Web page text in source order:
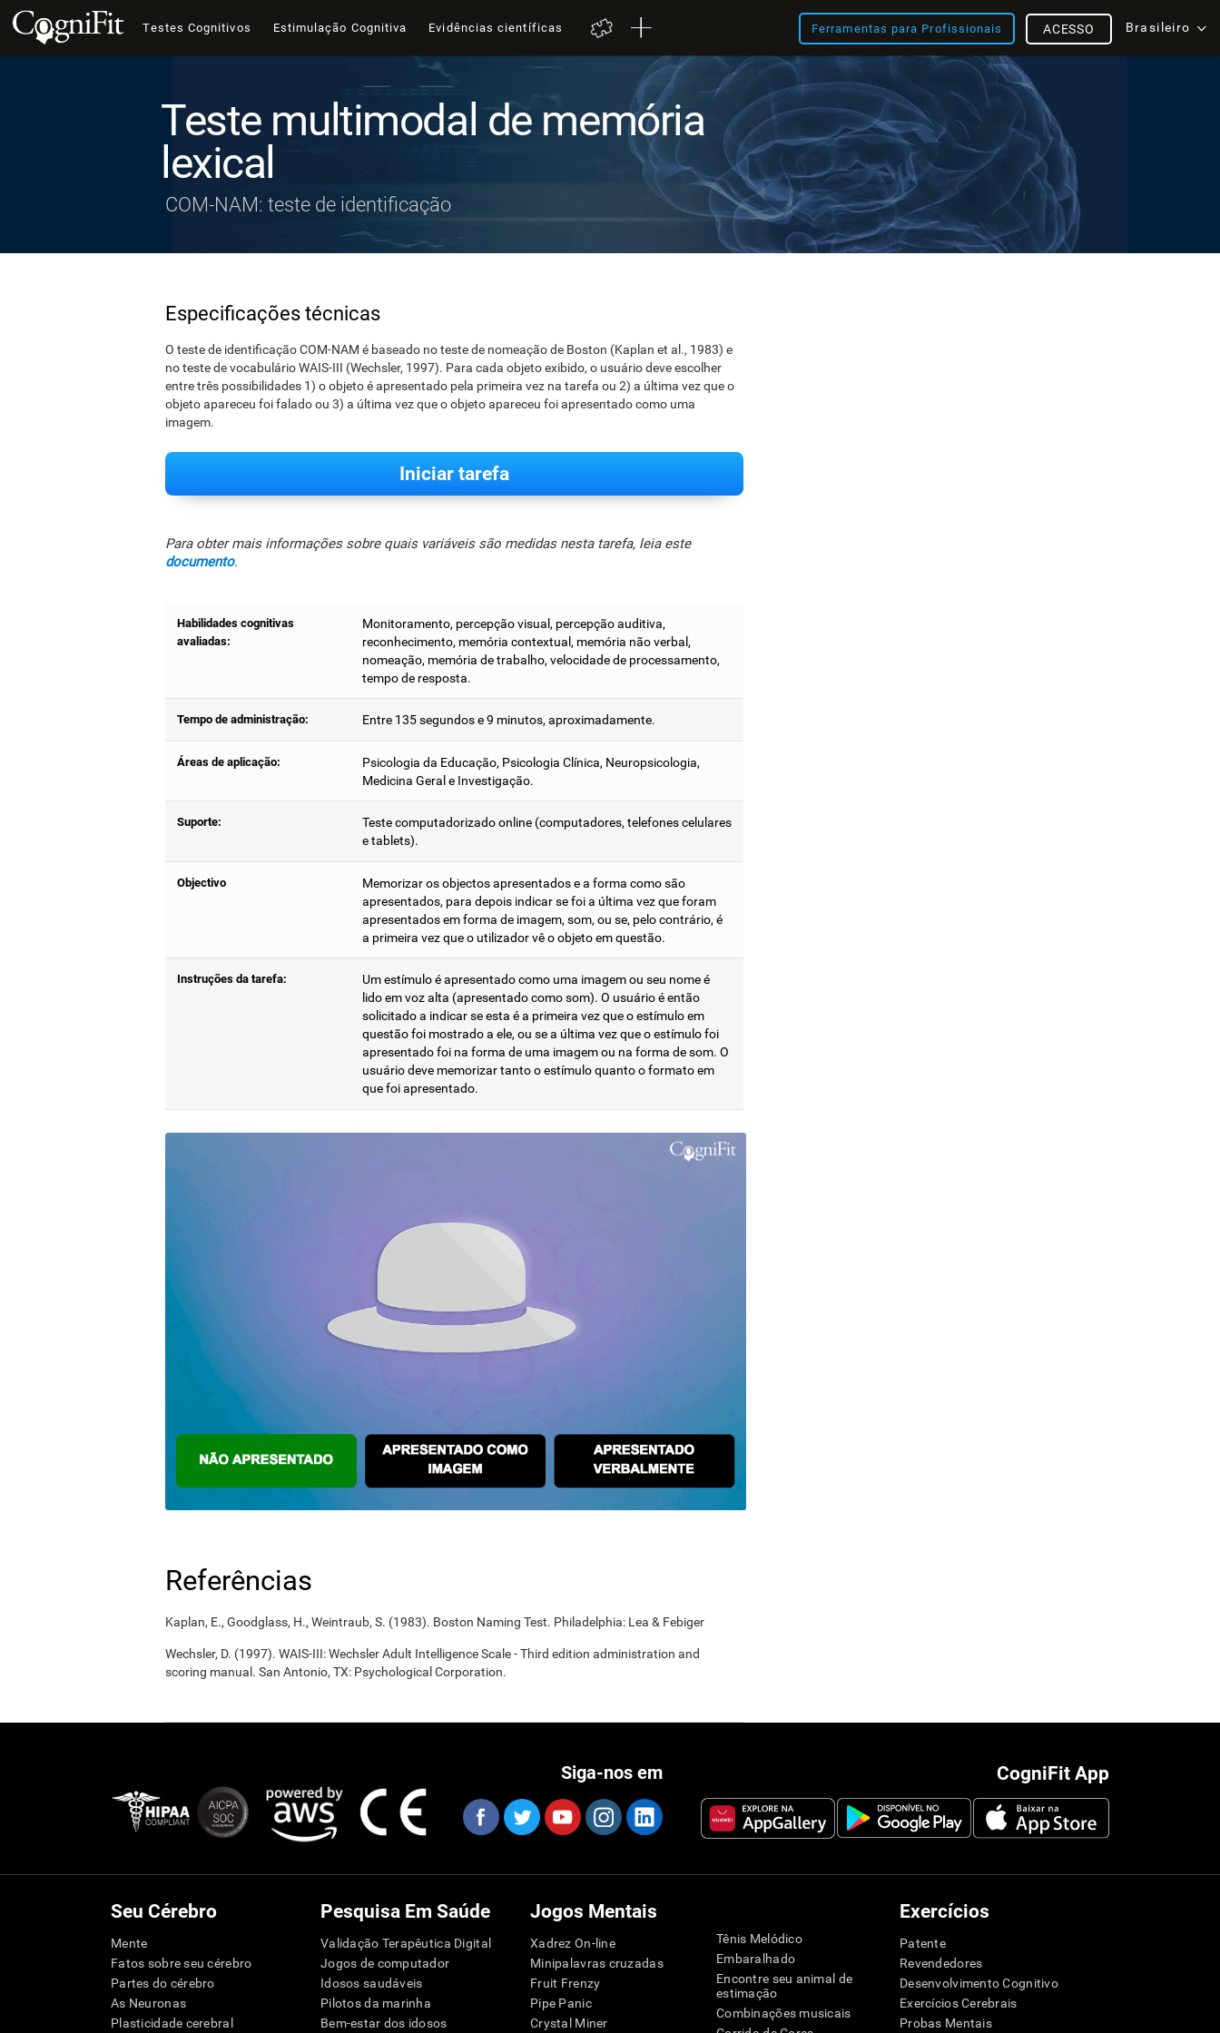
Testes Cognitivos Estimulação Cognitiva Evidências científicas Ferramentas para Profissionais Brasileiro
ACESSO
Teste multimodal de memória
lexical
COM-NAM: teste de identificação
Especificações técnicas
O teste de identificação COM-NAM é baseado no teste de nomeação de Boston (Kaplan et al., 1983) e
no teste de vocabulário WAIS-III (Wechsler, 1997). Para cada objeto exibido, o usuário deve escolher
entre três possibilidades 1) o objeto é apresentado pela primeira vez na tarefa ou 2) a última vez que o
objeto apareceu foi falado ou 3) a última vez que o objeto apareceu foi apresentado como uma
imagem.
Iniciar tarefa
Para obter mais informações sobre quais variáveis são medidas nesta tarefa, leia este
documento.
Habilidades cognitivas
avaliadas:
Monitoramento, percepção visual, percepção auditiva,
reconhecimento, memória contextual, memória não verbal,
nomeação, memória de trabalho, velocidade de processamento,
tempo de resposta.
Tempo de administração: Entre 135 segundos e 9 minutos, aproximadamente.
Áreas de aplicação:
Psicologia da Educação, Psicologia Clínica, Neuropsicologia,
Medicina Geral e Investigação.
Suporte:
Teste computadorizado online (computadores, telefones celulares
e tablets).
Objectivo
Memorizar os objectos apresentados e a forma como são
apresentados, para depois indicar se foi a última vez que foram
apresentados em forma de imagem, som, ou se, pelo contrário, é
a primeira vez que o utilizador vê o objeto em questão.
Instruções da tarefa:
Um estímulo é apresentado como uma imagem ou seu nome é
lido em voz alta (apresentado como som). O usuário é então
solicitado a indicar se esta é a primeira vez que o estímulo em
questão foi mostrado a ele, ou se a última vez que o estímulo foi
apresentado foi na forma de uma imagem ou na forma de som. O
usuário deve memorizar tanto o estímulo quanto o formato em
que foi apresentado.
Referências
Kaplan, E., Goodglass, H., Weintraub, S. (1983). Boston Naming Test. Philadelphia: Lea & Febiger
Wechsler, D. (1997). WAIS-III: Wechsler Adult Intelligence Scale - Third edition administration and
scoring manual. San Antonio, TX: Psychological Corporation.
CogniFit App
Siga-nos em
Seu Cérebro
Mente
Fatos sobre seu cérebro
Partes do cérebro
As Neuronas
Plasticidade cerebral
Pesquisa Em Saúde
Validação Terapêutica Digital
Jogos de computador
Idosos saudáveis
Pilotos da marinha
Bem-estar dos idosos
Jogos Mentais
Xadrez On-line
Minipalavras cruzadas
Fruit Frenzy
Pipe Panic
Crystal Miner
Tênis Melódico
Embaralhado
Encontre seu animal de
estimação
Combinações musicais
Exercícios
Patente
Revendedores
Desenvolvimento Cognitivo
Exercícios Cerebrais
Probas Mentais